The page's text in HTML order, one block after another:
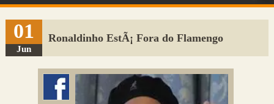
Sugerir Link
Adicionar Blog
Colmeia Exchange
01
Jun
Ronaldinho EstÃ¡ Fora do Flamengo